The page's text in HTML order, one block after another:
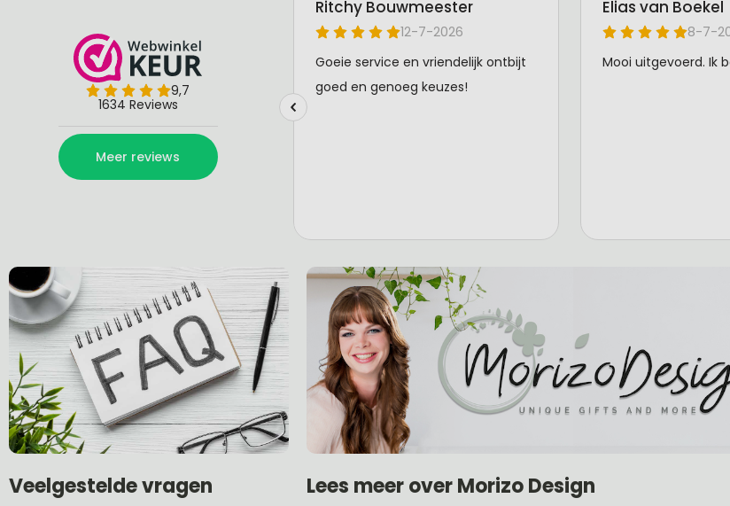
Veelgestelde vragen Lees meer over Morizo Design